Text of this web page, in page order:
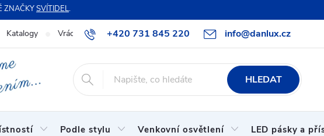
ZNAČKYSVÍTIDEL.
+420 731 845 220 info@danlux.cz
Katalogy Vrácení zboží a reklamace O nás B2B spolupráce
HLEDAT
Podle stylu Venkovní osvětlení LED pásky a